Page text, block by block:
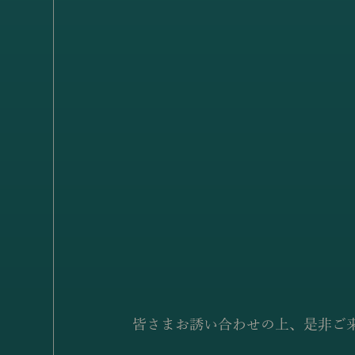
皆さまお誘い合わせの上、是非ご